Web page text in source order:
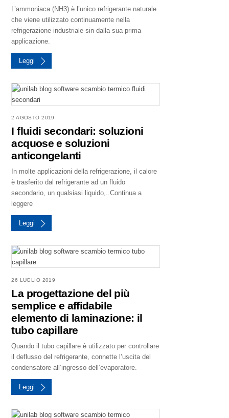
L’ammoniaca (NH3) è l’unico refrigerante naturale
che viene utilizzato continuamente nella
refrigerazione industriale sin dalla sua prima
applicazione.
Leggi
2 AGOSTO 2019
I fluidi secondari: soluzioni
acquose e soluzioni
anticongelanti
In molte applicazioni della refrigerazione, il calore
è trasferito dal refrigerante ad un fluido
secondario, un qualsiasi liquido,..Continua a
leggere
Leggi
26 LUGLIO 2019
La progettazione del più
semplice e affidabile
elemento di laminazione: il
tubo capillare
Quando il tubo capillare è utilizzato per controllare
il deflusso del refrigerante, connette l’uscita del
condensatore all’ingresso dell’evaporatore.
Leggi